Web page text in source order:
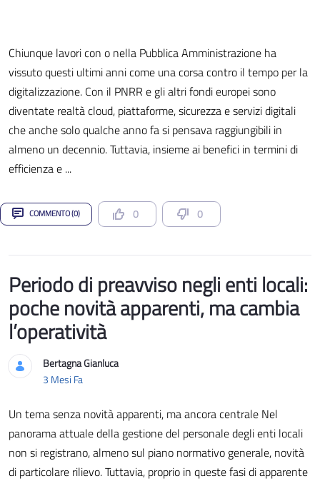
Chiunque lavori con o nella Pubblica Amministrazione ha
vissuto questi ultimi anni come una corsa contro il tempo per la
digitalizzazione. Con il PNRR e gli altri fondi europei sono
diventate realtà cloud, piattaforme, sicurezza e servizi digitali
che anche solo qualche anno fa si pensava raggiungibili in
almeno un decennio. Tuttavia, insieme ai benefici in termini di
efficienza e ...
COMMENTO (0) 0 0
Periodo di preavviso negli enti locali:
poche novità apparenti, ma cambia
l’operatività
Bertagna Gianluca
Data di Pubblicazione
3 Mesi Fa
Un tema senza novità apparenti, ma ancora centrale Nel
panorama attuale della gestione del personale degli enti locali
non si registrano, almeno sul piano normativo generale, novità
di particolare rilievo. Tuttavia, proprio in queste fasi di apparente